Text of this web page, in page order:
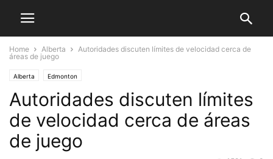
Home Alberta
Autoridades discuten límites de velocidad cerca de
áreas de juego
Alberta Edmonton
Autoridades discuten límites
de velocidad cerca de áreas
de juego